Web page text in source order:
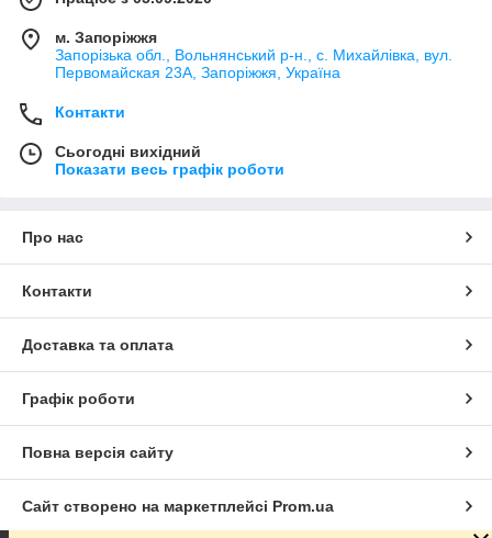
м. Запоріжжя
Запорізька обл., Вольнянський р-н., с. Михайлівка, вул.
Первомайская 23А, Запоріжжя, Україна
Контакти
Сьогодні вихідний
Показати весь графік роботи
Про нас
Контакти
Доставка та оплата
Графік роботи
Повна версія сайту
Сайт створено на маркетплейсі Prom.ua